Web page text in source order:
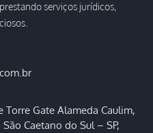
serviços jurídicos,
Gate Alameda Caulim,
São Caetano do Sul – SP,